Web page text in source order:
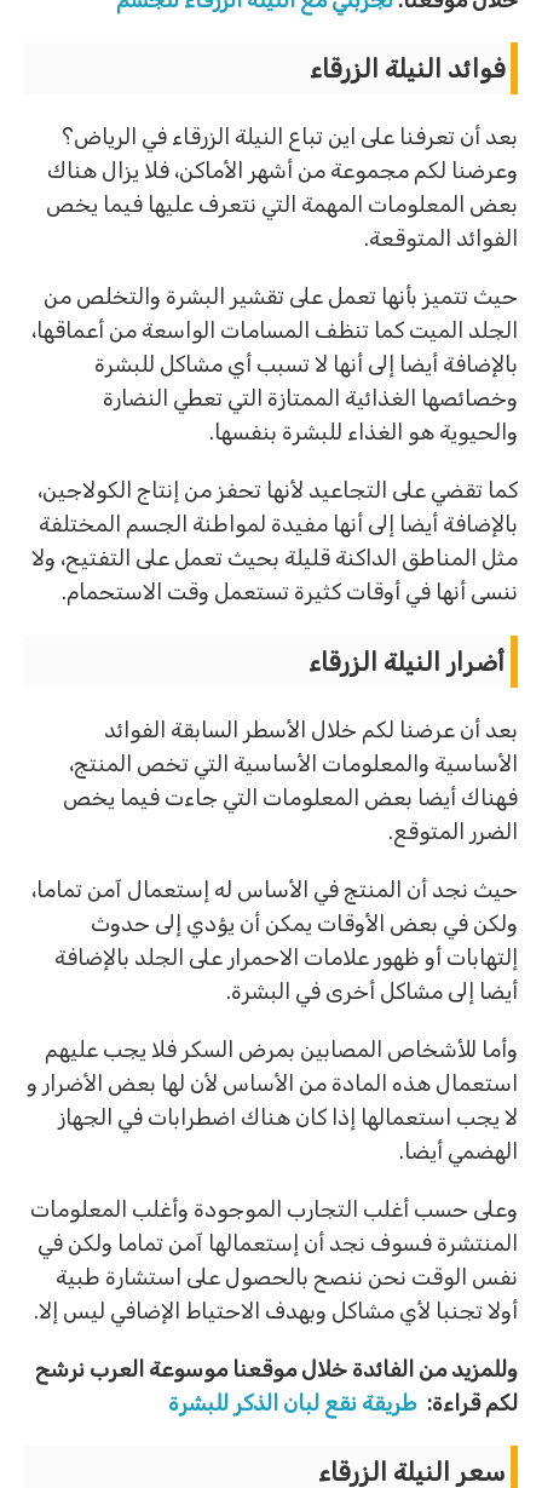
فوائد النيلة الزرقاء
بعد أن تعرفنا على اين تباع النيلة الزرقاء في الرياض؟
وعرضنا لكم مجموعة من أشهر الأماكن، فلا يزال هناك
بعض المعلومات المهمة التي نتعرف عليها فيما يخص
الفوائد المتوقعة.
حيث تتميز بأنها تعمل على تقشير البشرة والتخلص من
الجلد الميت كما تنظف المسامات الواسعة من أعماقها،
بالإضافة أيضا إلى أنها لا تسبب أي مشاكل للبشرة
وخصائصها الغذائية الممتازة التي تعطي النضارة
والحيوية هو الغذاء للبشرة بنفسها.
كما تقضي على التجاعيد لأنها تحفز من إنتاج الكولاجين،
بالإضافة أيضا إلى أنها مفيدة لمواطنة الجسم المختلفة
مثل المناطق الداكنة قليلة بحيث تعمل على التفتيح، ولا
ننسى أنها في أوقات كثيرة تستعمل وقت الاستحمام.
أضرار النيلة الزرقاء
بعد أن عرضنا لكم خلال الأسطر السابقة الفوائد
الأساسية والمعلومات الأساسية التي تخص المنتج،
فهناك أيضا بعض المعلومات التي جاءت فيما يخص
الضرر المتوقع.
حيث نجد أن المنتج في الأساس له إستعمال آمن تماما،
ولكن في بعض الأوقات يمكن أن يؤدي إلى حدوث
إلتهابات أو ظهور علامات الاحمرار على الجلد بالإضافة
أيضا إلى مشاكل أخرى في البشرة.
وأما للأشخاص المصابين بمرض السكر فلا يجب عليهم
استعمال هذه المادة من الأساس لأن لها بعض الأضرار و
لا يجب استعمالها إذا كان هناك اضطرابات في الجهاز
الهضمي أيضا.
وعلى حسب أغلب التجارب الموجودة وأغلب المعلومات
المنتشرة فسوف نجد أن إستعمالها آمن تماما ولكن في
نفس الوقت نحن ننصح بالحصول على استشارة طبية
أولا تجنبا لأي مشاكل وبهدف الاحتياط الإضافي ليس إلا.
وللمزيد من الفائدة خلال موقعنا موسوعة العرب نرشح
لكم قراءة: طريقة نقع لبان الذكر للبشرة
سعر النيلة الزرقاء